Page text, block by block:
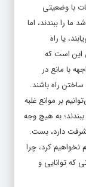
با وضعیتی
را ببندند، اما
یا راه
این است که
با مانع در
راه باشند.
بر موانع غلبه
به هیچ وجه
دارد، بست.
نخواهیم کرد، چرا
که توانایی و